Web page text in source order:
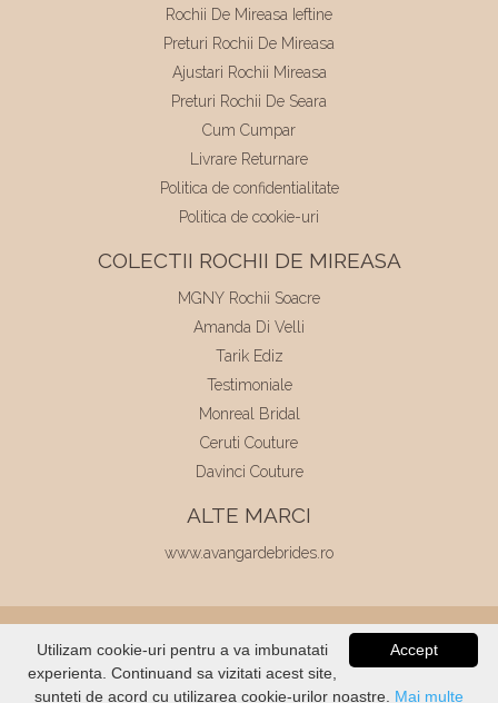
Rochii De Mireasa Ieftine
Preturi Rochii De Mireasa
Ajustari Rochii Mireasa
Preturi Rochii De Seara
Cum Cumpar
Livrare Returnare
Politica de confidentialitate
Politica de cookie-uri
COLECTII ROCHII DE MIREASA
MGNY Rochii Soacre
Amanda Di Velli
Tarik Ediz
Testimoniale
Monreal Bridal
Ceruti Couture
Davinci Couture
ALTE MARCI
www.avangardebrides.ro
© 2026Elite Mariaj | Toate drepturile
rezervate
Dezvoltat de Voitin.com
STOC
Accept
Utilizam cookie-uri pentru a va imbunatati
experienta. Continuand sa vizitati acest site,
sunteti de acord cu utilizarea cookie-urilor noastre. Mai multe